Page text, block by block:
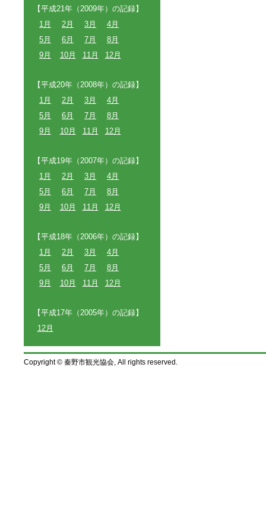
【平成21年（2009年）の記録】
1月
2月 3月
4月
5月
6月 7月
8月
9月
10月 11月 12月
【平成20年（2008年）の記録】
1月
2月 3月
4月
5月
6月 7月
8月
9月
10月 11月 12月
【平成19年（2007年）の記録】
1月
2月 3月
4月
5月
6月 7月
8月
9月
10月 11月 12月
【平成18年（2006年）の記録】
1月
2月 3月
4月
5月
6月 7月
8月
9月
10月 11月 12月
【平成17年（2005年）の記録】
12月
Copyright © 秦野市観光協会, All rights reserved.